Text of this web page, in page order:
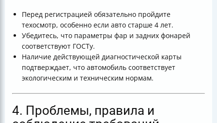
Перед регистрацией обязательно пройдите
техосмотр, особенно если авто старше 4 лет.
Убедитесь, что параметры фар и задних фонарей
соответствуют ГОСТу.
Наличие действующей диагностической карты
подтверждает, что автомобиль соответствует
экологическим и техническим нормам.
4. Проблемы, правила и